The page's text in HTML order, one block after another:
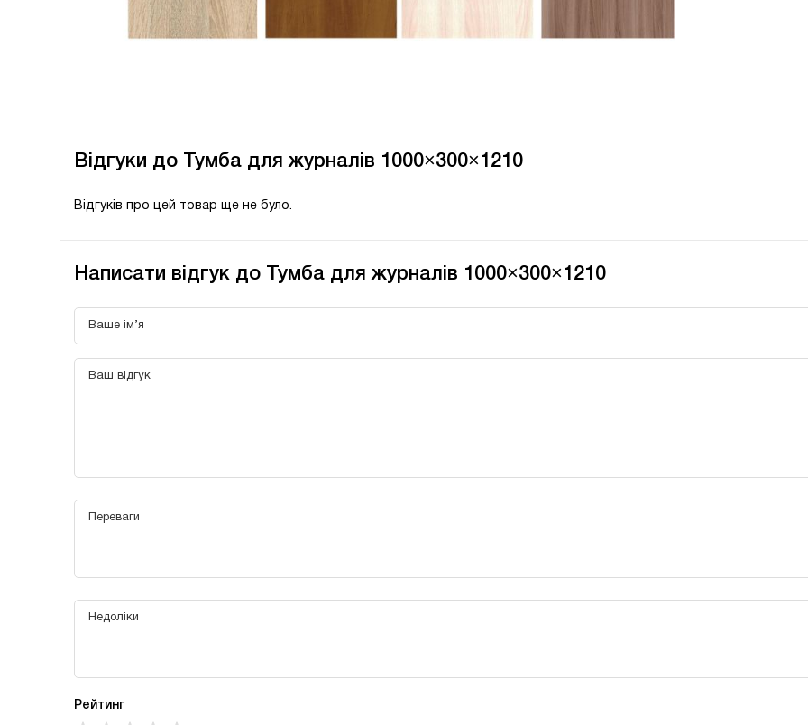
Відгуки до Тумба для журналів 1000×300×1210
Відгуків про цей товар ще не було.
Написати відгук до Тумба для журналів 1000×300×1210
Рейтинг